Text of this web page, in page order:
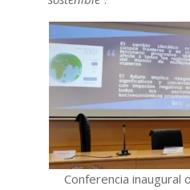
Conferencia inaugural